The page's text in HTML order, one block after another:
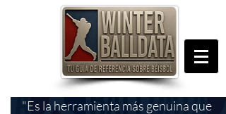
"Es la herramienta más genuina que